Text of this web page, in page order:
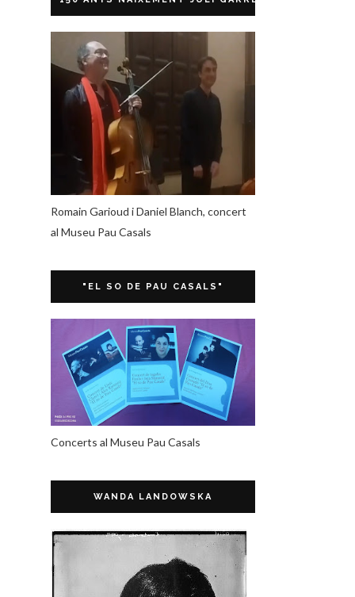
Romain Garioud i Daniel Blanch, concert
al Museu Pau Casals
"EL SO DE PAU CASALS"
Concerts al Museu Pau Casals
WANDA LANDOWSKA